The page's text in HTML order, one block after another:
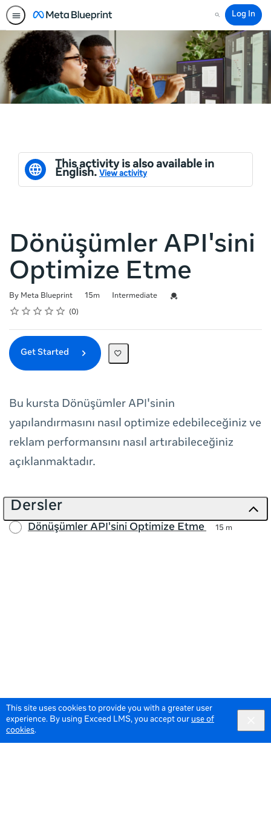
This site uses cookies to provide you with a greater user
experience. By using Exceed LMS, you accept our use of
cookies.
Search
Log In
This activity is also available in
English. View activity
Dönüşümler API'sini
Optimize Etme
By Meta Blueprint
Duration 15m
Difficulty Intermediate
Credential For Completion
Rating
1 star
2 stars
3 stars
4 stars
5 stars
Average rating: 0 0
No reviews
Get Started
Bu kursta Dönüşümler API'sinin
yapılandırmasını nasıl optimize edebileceğiniz ve
reklam performansını nasıl artırabileceğiniz
açıklanmaktadır.
Dersler
Dönüşümler API'sini Optimize Etme 15 m